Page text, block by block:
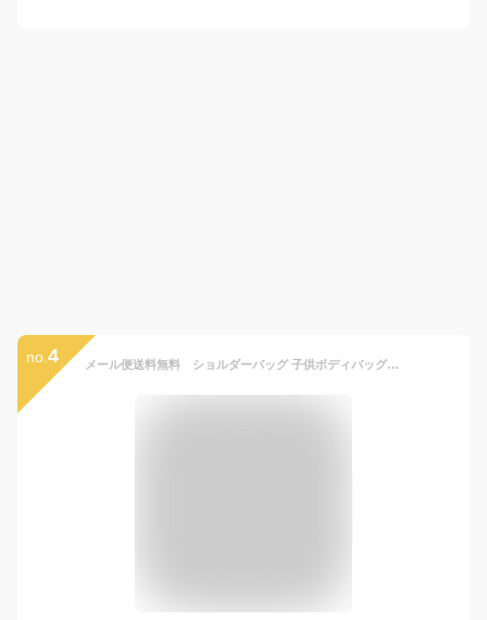
no. 4 メール便送料無料 ショルダーバッグ 子供ボディバッグ キッズ 男の子 女の子 バッグ カバン 子供 バッグ キャンバス かわいい 男の子 女の子 軽量 キッズボディバッグ 子供ボディバッグ おしゃれ 保育園 幼稚園 子供バック ボディバッグ